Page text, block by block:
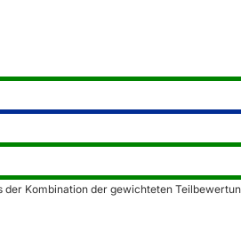
Kombination der gewichteten